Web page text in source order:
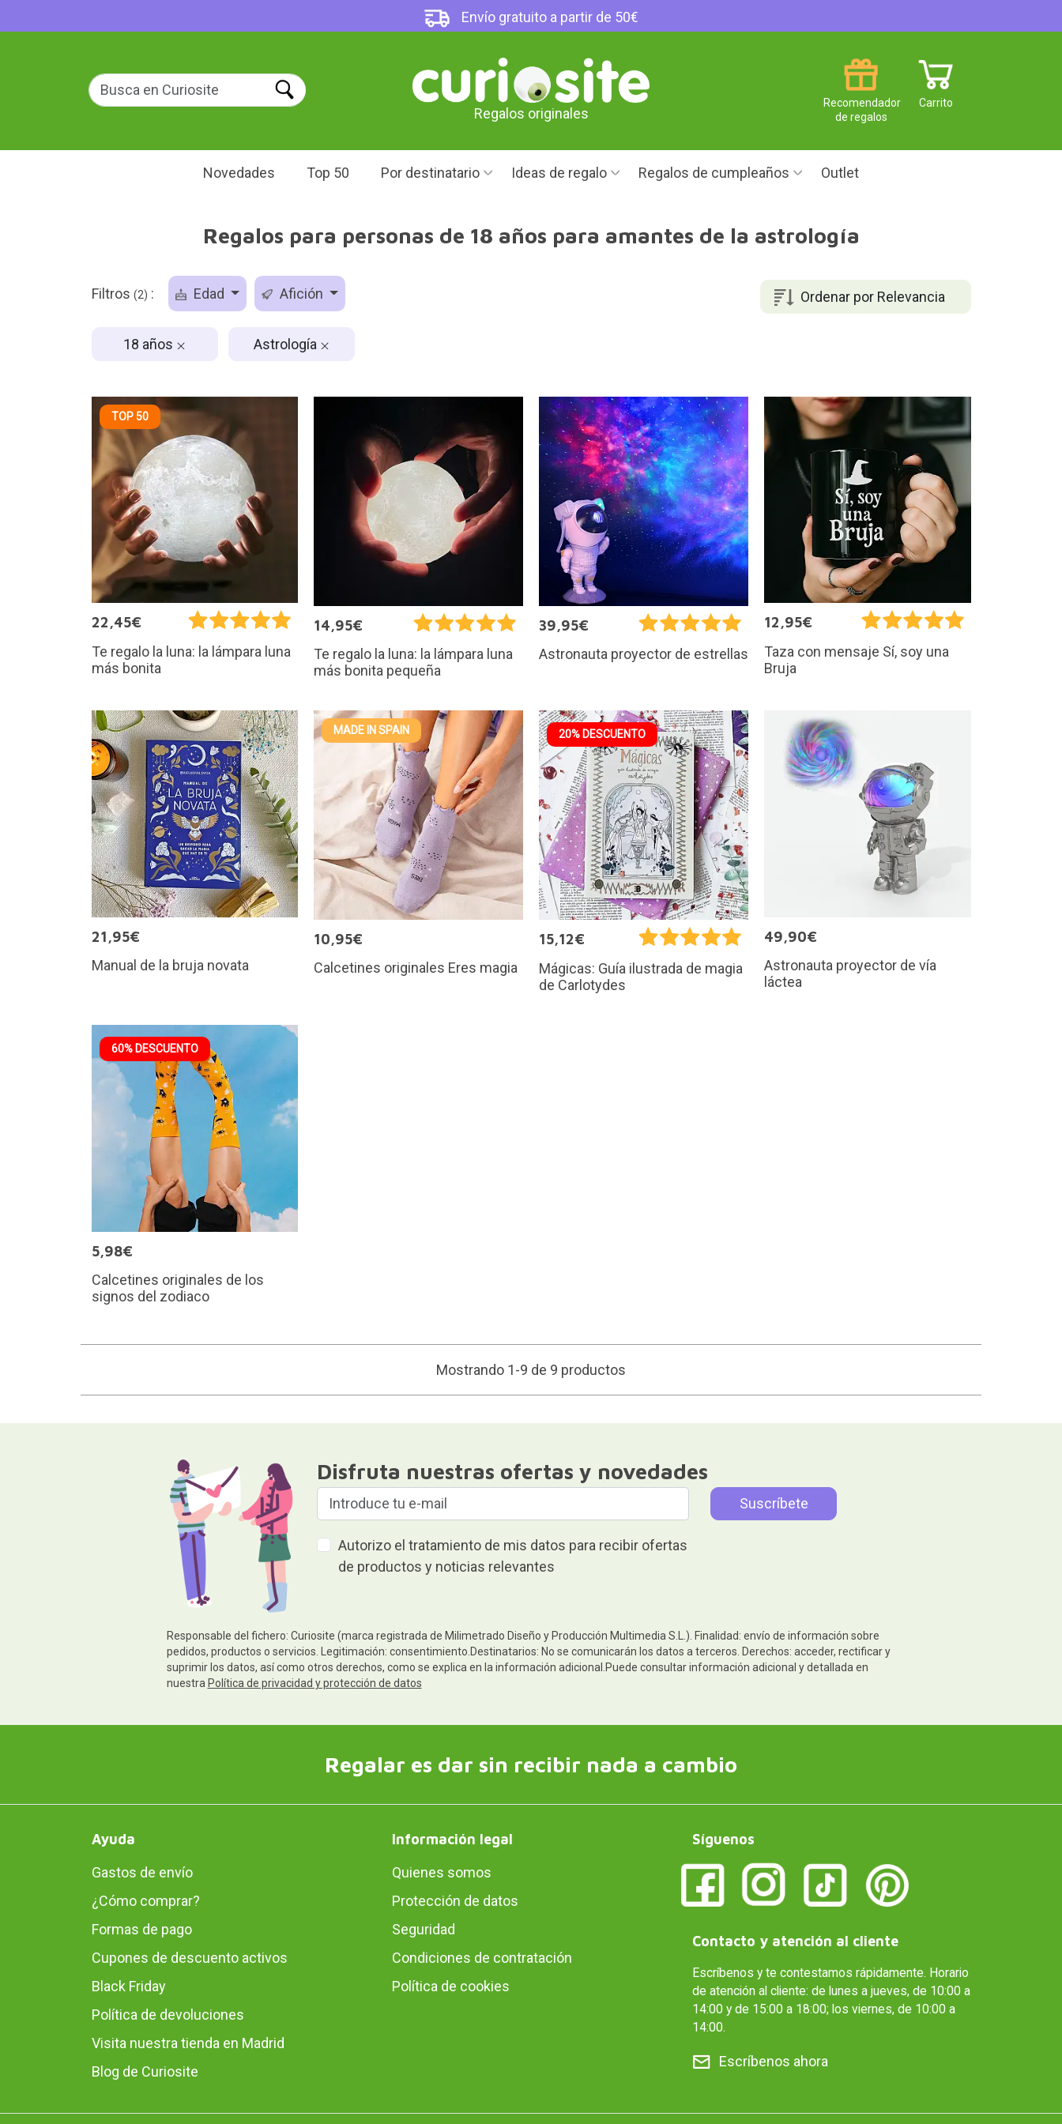
Envío gratuito a partir de 50€
Regalos originales
Carrito
Recomendador
de regalos
Novedades Top 50 Por destinatario Ideas de regalo Regalos de cumpleaños Outlet
Regalos para personas de 18 años para amantes de la astrología
Ordenar por Relevancia
Filtros (2) : Edad Afición
18 años Astrología
TOP 50
22,45€
Te regalo la luna: la lámpara luna
más bonita
14,95€
Te regalo la luna: la lámpara luna
más bonita pequeña
39,95€
Astronauta proyector de estrellas
12,95€
Taza con mensaje Sí, soy una
Bruja
21,95€
Manual de la bruja novata
MADE IN SPAIN
10,95€
Calcetines originales Eres magia
20% DESCUENTO
15,12€
Mágicas: Guía ilustrada de magia
de Carlotydes
49,90€
Astronauta proyector de vía
láctea
60% DESCUENTO
5,98€
Calcetines originales de los
signos del zodiaco
Mostrando 1-9 de 9 productos
Disfruta nuestras ofertas y novedades
Autorizo el tratamiento de mis datos para recibir ofertas
de productos y noticias relevantes
Responsable del fichero: Curiosite (marca registrada de Milimetrado Diseño y Producción Multimedia S.L.). Finalidad: envío de información sobre
pedidos, productos o servicios. Legitimación: consentimiento.Destinatarios: No se comunicarán los datos a terceros. Derechos: acceder, rectificar y
suprimir los datos, así como otros derechos, como se explica en la información adicional.Puede consultar información adicional y detallada en
nuestra Política de privacidad y protección de datos
Regalar es dar sin recibir nada a cambio
Ayuda
Gastos de envío
¿Cómo comprar?
Formas de pago
Cupones de descuento activos
Black Friday
Política de devoluciones
Visita nuestra tienda en Madrid
Blog de Curiosite
Información legal
Quienes somos
Protección de datos
Seguridad
Condiciones de contratación
Política de cookies
Síguenos
Contacto y atención al cliente
Escríbenos y te contestamos rápidamente. Horario
de atención al cliente: de lunes a jueves, de 10:00 a
14:00 y de 15:00 a 18:00; los viernes, de 10:00 a
14:00.
Escríbenos ahora